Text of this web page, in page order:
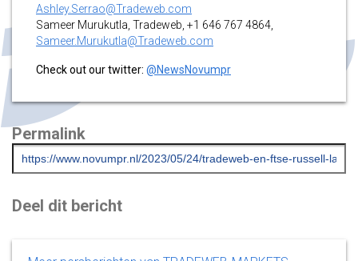
Ashley.Serrao@Tradeweb.com
Sameer Murukutla, Tradeweb, +1 646 767 4864,
Sameer.Murukutla@Tradeweb.com
Check out our twitter: @NewsNovumpr
Permalink
Deel dit bericht